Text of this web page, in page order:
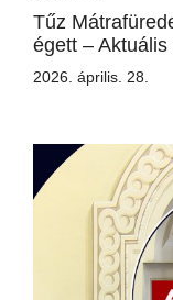
Tűz
égett –
2026. április. 28.